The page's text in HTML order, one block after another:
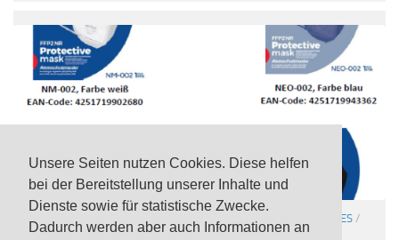
Unsere Seiten nutzen Cookies. Diese helfen
bei der Bereitstellung unserer Inhalte und
Dienste sowie für statistische Zwecke.
Dadurch werden aber auch Informationen an
VERSCHIEDENES /